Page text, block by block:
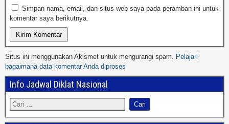
Simpan nama, email, dan situs web saya pada peramban ini untuk
komentar saya berikutnya.
Situs ini menggunakan Akismet untuk mengurangi spam.
Pelajari
bagaimana data komentar Anda diproses
Info Jadwal Diklat Nasional